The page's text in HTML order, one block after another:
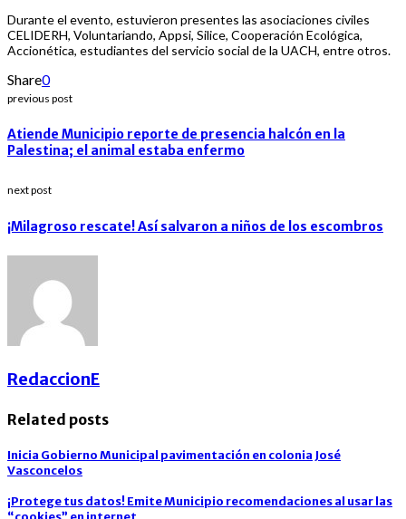
Durante el evento, estuvieron presentes las asociaciones civiles
CELIDERH, Voluntariando, Appsi, Silice, Cooperación Ecológica,
Accionética, estudiantes del servicio social de la UACH, entre otros.
Share0
previous post
Atiende Municipio reporte de presencia halcón en la
Palestina; el animal estaba enfermo
next post
¡Milagroso rescate! Así salvaron a niños de los escombros
RedaccionE
Related posts
Inicia Gobierno Municipal pavimentación en colonia José
Vasconcelos
¡Protege tus datos! Emite Municipio recomendaciones al usar las